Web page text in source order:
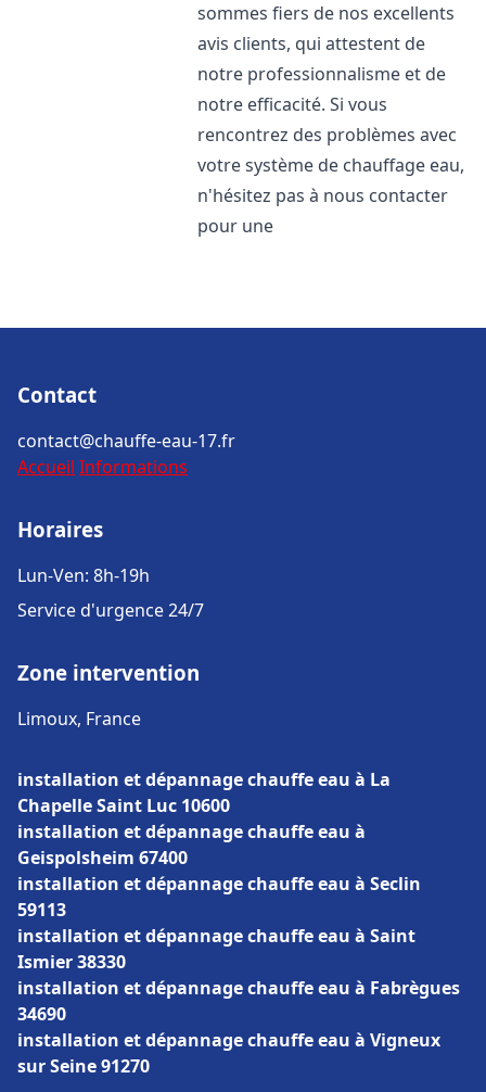
sommes fiers de nos excellents
avis clients, qui attestent de
notre professionnalisme et de
notre efficacité. Si vous
rencontrez des problèmes avec
votre système de chauffage eau,
n'hésitez pas à nous contacter
pour une
Contact
contact@chauffe-eau-17.fr
Accueil Informations
Horaires
Lun-Ven: 8h-19h
Service d'urgence 24/7
Zone intervention
Limoux, France
installation et dépannage chauffe eau à La
Chapelle Saint Luc 10600
installation et dépannage chauffe eau à
Geispolsheim 67400
installation et dépannage chauffe eau à Seclin
59113
installation et dépannage chauffe eau à Saint
Ismier 38330
installation et dépannage chauffe eau à Fabrègues
34690
installation et dépannage chauffe eau à Vigneux
sur Seine 91270